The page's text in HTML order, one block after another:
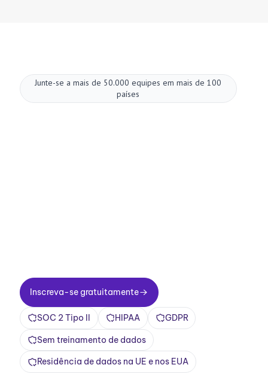
Junte-se a mais de 50.000 equipes em mais de 100
países
Inscreva-se gratuitamente
Inscreva-se gratuitamente
SOC 2 Tipo II HIPAA GDPR
Sem treinamento de dados
Residência de dados na UE e nos EUA